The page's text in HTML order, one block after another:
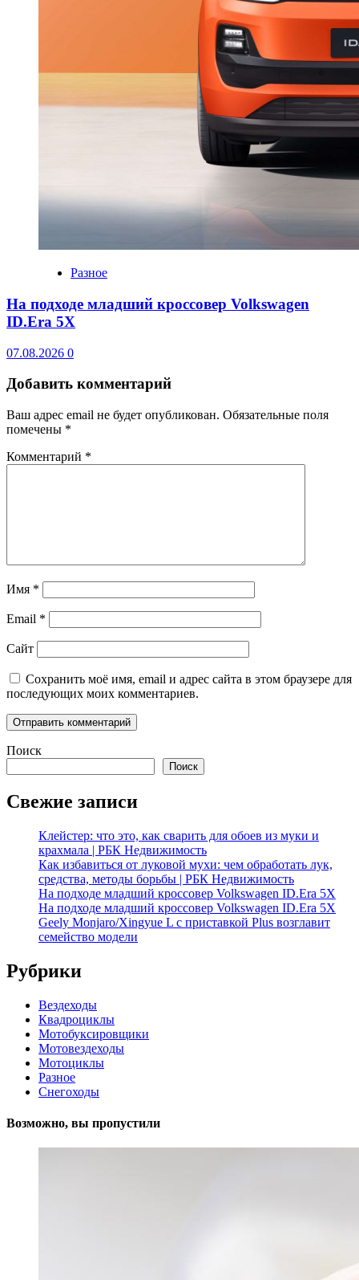
Разное
На подходе младший кроссовер Volkswagen
ID.Era 5X
07.08.2026 0
Добавить комментарий
Ваш адрес email не будет опубликован. Обязательные поля
помечены *
Комментарий *
Имя *
Email *
Сайт
Сохранить моё имя, email и адрес сайта в этом браузере для
последующих моих комментариев.
Поиск
Поиск
Свежие записи
Клейстер: что это, как сварить для обоев из муки и
крахмала | РБК Недвижимость
Как избавиться от луковой мухи: чем обработать лук,
средства, методы борьбы | РБК Недвижимость
На подходе младший кроссовер Volkswagen ID.Era 5X
На подходе младший кроссовер Volkswagen ID.Era 5X
Geely Monjaro/Xingyue L с приставкой Plus возглавит
семейство модели
Рубрики
Вездеходы
Квадроциклы
Мотобуксировщики
Мотовездеходы
Мотоциклы
Разное
Снегоходы
Возможно, вы пропустили